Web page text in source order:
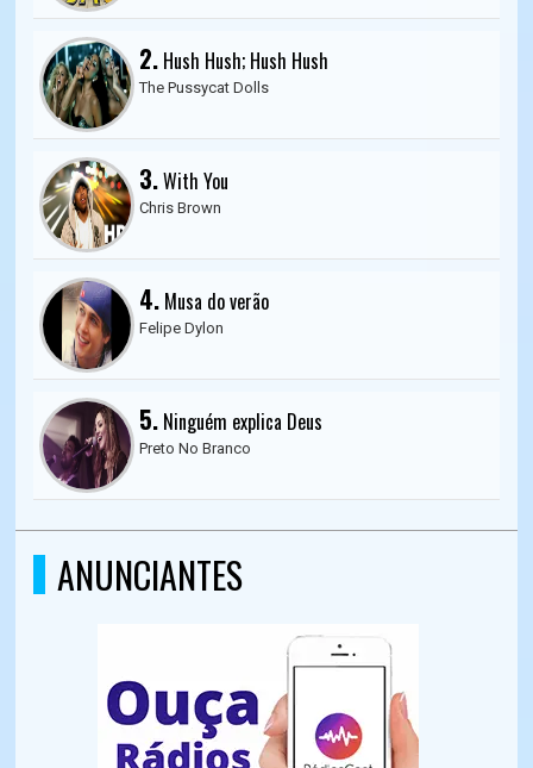
2. Hush Hush; Hush Hush
The Pussycat Dolls
3.With You
Chris Brown
4. Musa do verão
Felipe Dylon
5. Ninguém explica Deus
Preto No Branco
ANUNCIANTES